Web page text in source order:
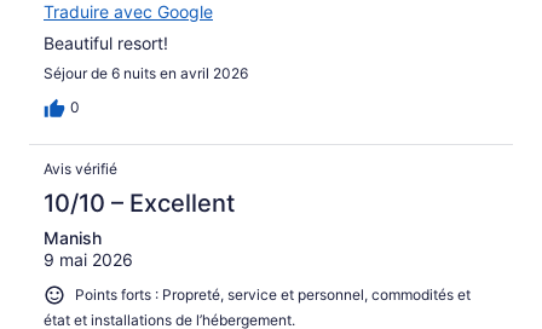
Traduire avec Google
Beautiful resort!
Séjour de 6 nuits en avril 2026
0
Avis vérifié
10/10 – Excellent
Manish
9 mai 2026
Points forts : Propreté, service et personnel, commodités et
état et installations de l’hébergement.